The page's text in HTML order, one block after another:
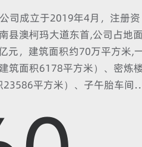
成立于2019年4月，注册资
县澳柯玛大道东首,公司占地面
元，建筑面积约70万平方米,
筑面积6178平方米）、密炼
23586平方米）、子午胎车间2
平方米，全长984m，宽
发中心1座、餐厅楼1座、供